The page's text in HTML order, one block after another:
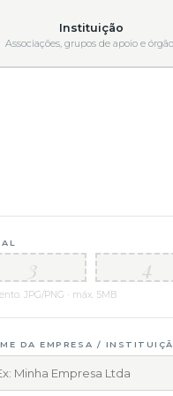
Instituição
Associações, grupos de apoio e
3 4
JPG/PNG · máx. 5MB
DA EMPRESA /